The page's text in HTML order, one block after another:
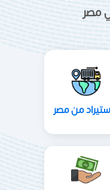
مصر
من مصر